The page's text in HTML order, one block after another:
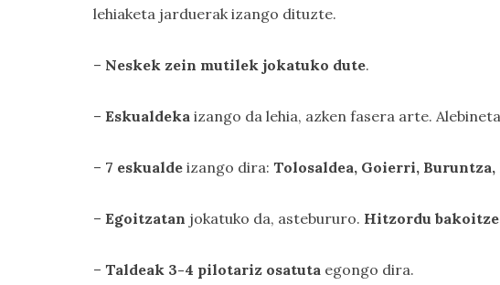
lehiaketa jarduerak izango dituzte.
– Neskek zein mutilek jokatuko dute.
– Eskualdeka izango da lehia, azken fasera arte.
– 7 eskualde izango dira: Tolosaldea, Goierri, Buruntza,
– Egoitzatan jokatuko da, astebururo. Hitzordu
– Taldeak 3-4 pilotariz osatuta egongo dira.